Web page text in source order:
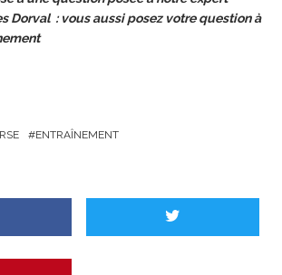
Dorval :vous aussi posez votre question à
ENTRAÎNEMENT